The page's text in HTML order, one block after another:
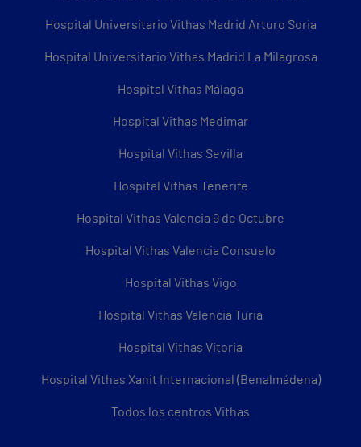
Hospital Universitario Vithas Madrid Arturo Soria
Hospital Universitario Vithas Madrid La Milagrosa
Hospital Vithas Málaga
Hospital Vithas Medimar
Hospital Vithas Sevilla
Hospital Vithas Tenerife
Hospital Vithas Valencia 9 de Octubre
Hospital Vithas Valencia Consuelo
Hospital Vithas Vigo
Hospital Vithas Valencia Turia
Hospital Vithas Vitoria
Hospital Vithas Xanit Internacional (Benalmádena)
Todos los centros Vithas